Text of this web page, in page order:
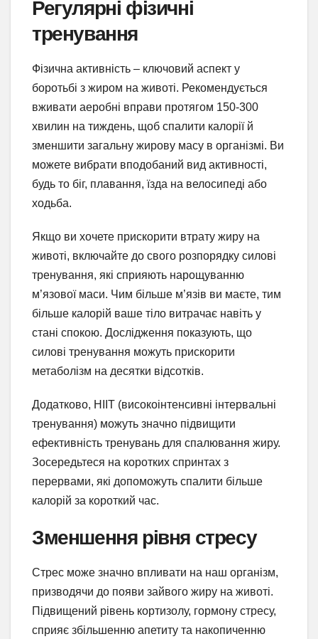
Регулярні фізичні
тренування
Фізична активність – ключовий аспект у
боротьбі з жиром на животі. Рекомендується
вживати аеробні вправи протягом 150-300
хвилин на тиждень, щоб спалити калорії й
зменшити загальну жирову масу в організмі. Ви
можете вибрати вподобаний вид активності,
будь то біг, плавання, їзда на велосипеді або
ходьба.
Якщо ви хочете прискорити втрату жиру на
животі, включайте до свого розпорядку силові
тренування, які сприяють нарощуванню
м’язової маси. Чим більше м’язів ви маєте, тим
більше калорій ваше тіло витрачає навіть у
стані спокою. Дослідження показують, що
силові тренування можуть прискорити
метаболізм на десятки відсотків.
Додатково, HIIT (високоінтенсивні інтервальні
тренування) можуть значно підвищити
ефективність тренувань для спалювання жиру.
Зосередьтеся на коротких спринтах з
перервами, які допоможуть спалити більше
калорій за короткий час.
Зменшення рівня стресу
Стрес може значно впливати на наш організм,
призводячи до появи зайвого жиру на животі.
Підвищений рівень кортизолу, гормону стресу,
сприяє збільшенню апетиту та накопиченню